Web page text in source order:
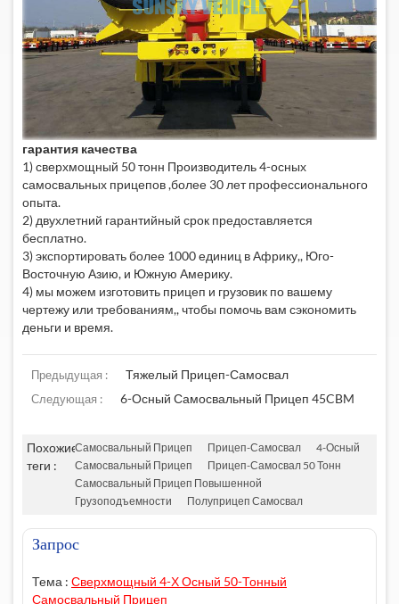
гарантия качества
1) сверхмощный 50 тонн Производитель 4-осных
самосвальных прицепов,более 30 лет профессионального
опыта.
2) двухлетний гарантийный срок предоставляется
бесплатно.
3) экспортировать более 1000 единиц в Африку,, Юго-
Восточную Азию, и Южную Америку.
4) мы можем изготовить прицеп и грузовик по вашему
чертежу или требованиям,, чтобы помочь вам сэкономить
деньги и время.
Предыдущая : Тяжелый Прицеп-Самосвал
Следующая : 6-Осный Самосвальный Прицеп 45CBM
Похожие
теги :
Самосвальный Прицеп Прицеп-Самосвал
4-Осный
Самосвальный Прицеп
Прицеп-Самосвал 50 Тонн
Самосвальный Прицеп Повышенной
Грузоподъемности
Полуприцеп Самосвал
Запрос
Тема : Сверхмощный 4-Х Осный 50-Тонный
Самосвальный Прицеп